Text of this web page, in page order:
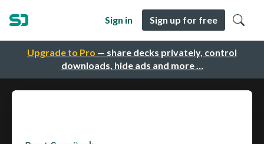
Upgrade to Pro — share decks privately, control
downloads, hide ads and more …
Sign in Sign up for free